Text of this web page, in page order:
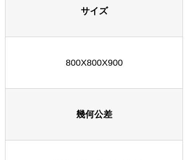
サイズ
800X800X900
幾何公差